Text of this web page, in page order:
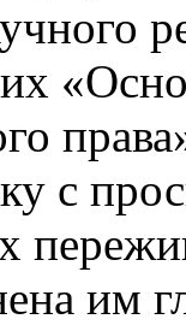
с
им